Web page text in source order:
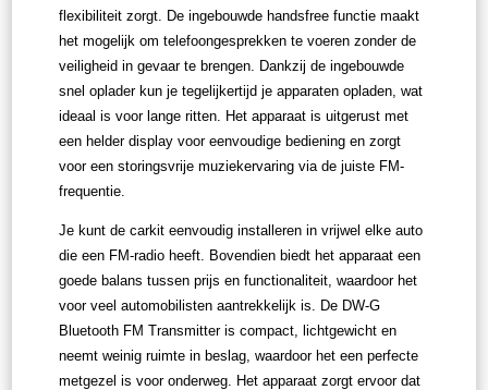
flexibiliteit zorgt. De ingebouwde handsfree functie maakt
het mogelijk om telefoongesprekken te voeren zonder de
veiligheid in gevaar te brengen. Dankzij de ingebouwde
snel oplader kun je tegelijkertijd je apparaten opladen, wat
ideaal is voor lange ritten. Het apparaat is uitgerust met
een helder display voor eenvoudige bediening en zorgt
voor een storingsvrije muziekervaring via de juiste FM-
frequentie.
Je kunt de carkit eenvoudig installeren in vrijwel elke auto
die een FM-radio heeft. Bovendien biedt het apparaat een
goede balans tussen prijs en functionaliteit, waardoor het
voor veel automobilisten aantrekkelijk is. De DW-G
Bluetooth FM Transmitter is compact, lichtgewicht en
neemt weinig ruimte in beslag, waardoor het een perfecte
metgezel is voor onderweg. Het apparaat zorgt ervoor dat